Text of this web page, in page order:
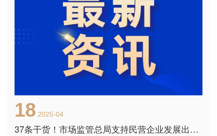
18 2025-04
37条干货！市场监管总局支持民营企业发展出实招（附一图读懂）